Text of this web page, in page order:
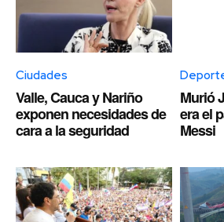
Ciudades
Valle, Cauca y Nariño
exponen necesidades de
cara a la seguridad
Murió
era el
Messi